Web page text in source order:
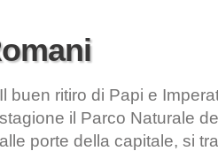
Il buen ritiro di Papi e
stagione il Parco Naturale
alle porte della capitale, si